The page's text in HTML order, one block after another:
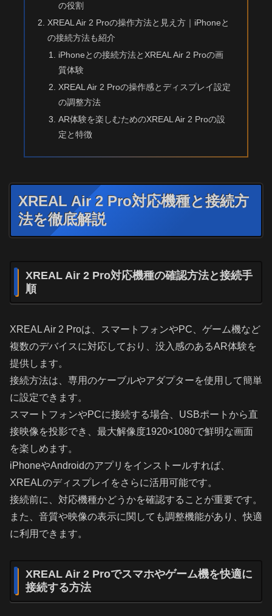
の役割
XREAL Air 2 Proの操作方法と見え方｜iPhoneと
の接続方法も紹介
iPhoneとの接続方法とXREAL Air 2 Proの画
質体験
XREAL Air 2 Proの操作感とディスプレイ設定
の調整方法
AR体験を楽しむためのXREAL Air 2 Proの設
定と特徴
XREAL Air 2 Pro対応機種と接続方
法を徹底解説
XREAL Air 2 Pro対応機種の確認方法と接続手
順
XREAL Air 2 Proは、スマートフォンやPC、ゲーム機など
複数のデバイスに対応しており、没入感のあるAR体験を
提供します。
接続方法は、専用のケーブルやアダプターを使用して簡単
に設定できます。
スマートフォンやPCに接続する場合、USBポートから直
接映像を投影でき、最大解像度1920×1080で鮮明な画面
を楽しめます。
iPhoneやAndroidのアプリをインストールすれば、
XREALのディスプレイをさらに活用可能です。
接続前に、対応機種かどうかを確認することが重要です。
また、音質や映像の表示に関しても調整機能があり、快適
に利用できます。
XREAL Air 2 Proでスマホやゲーム機を快適に
接続する方法